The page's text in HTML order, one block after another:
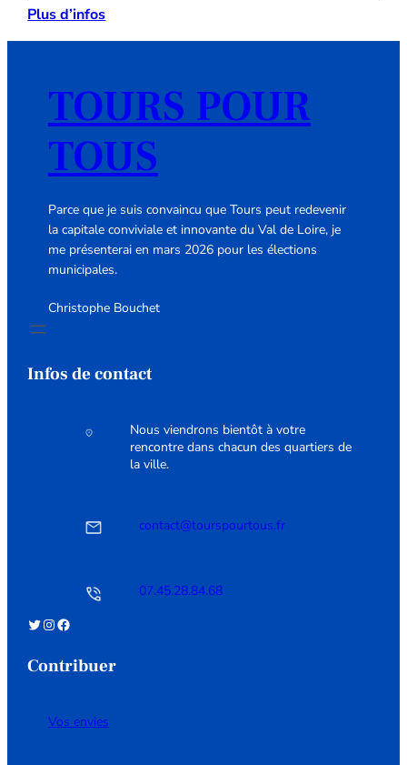
Plus d’infos
TOURS POUR
TOUS
Parce que je suis convaincu que Tours peut redevenir
la capitale conviviale et innovante du Val de Loire, je
me présenterai en mars 2026 pour les élections
municipales.
Christophe Bouchet
Infos de contact
Nous viendrons bientôt à votre
rencontre dans chacun des quartiers de
la ville.
contact@tourspourtous.fr
07.45.28.84.68
Twitter InstagramFacebook
Contribuer
Vos envies